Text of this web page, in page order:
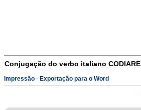
Conjugação do verbo italiano CODIARE
Impressão - Exportação para o Word